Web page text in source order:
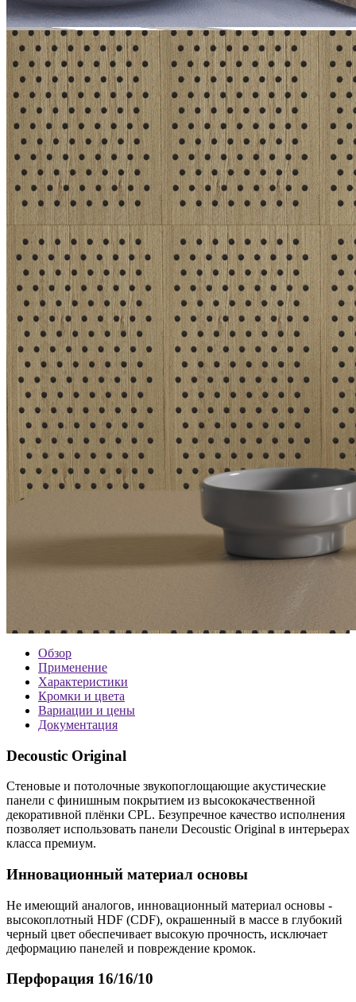
Обзор
Применение
Характеристики
Кромки и цвета
Вариации и цены
Документация
Decoustic Original
Стеновые и потолочные звукопоглощающие акустические
панели с финишным покрытием из высококачественной
декоративной плёнки CPL. Безупречное качество исполнения
позволяет использовать панели Decoustic Original в интерьерах
класса премиум.
Инновационный материал основы
Не имеющий аналогов, инновационный материал основы -
высокоплотный HDF (СDF), окрашенный в массе в глубокий
черный цвет обеспечивает высокую прочность, исключает
деформацию панелей и повреждение кромок.
Перфорация 16/16/10